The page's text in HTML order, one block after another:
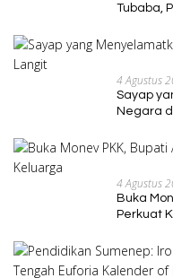
Tubaba,
4 Agustus
Sayap
Negara
4 Agustus
Buka
Perkuat